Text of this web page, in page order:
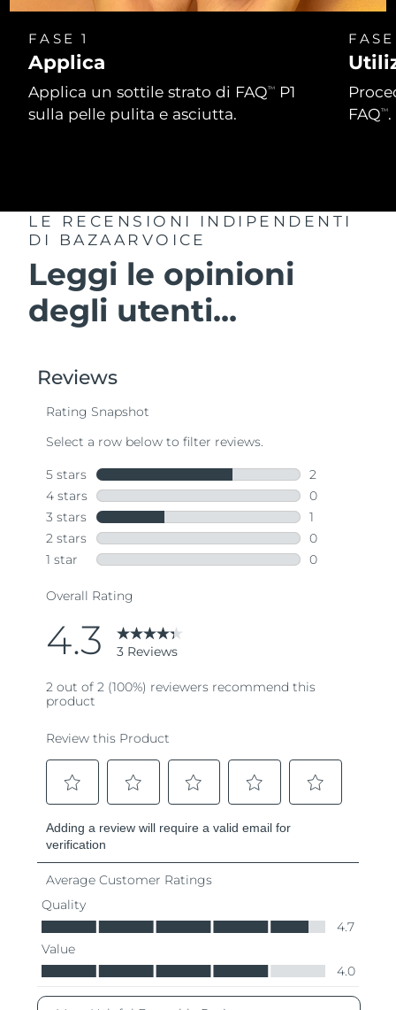
FASE 1
Applica
Applica un sottile strato di FAQTM
P1
sulla pelle pulita e asciutta.
FAQTM.
LE RECENSIONI INDIPENDENTI
DI BAZAARVOICE
Leggi le opinioni
degli utenti...
Turchia Consegna stimata8/12/26
Emirati Arabi Uniti 8/12/26
Regno Unito Consegna stimata 8/11/26
Vietnam Consegna stimata8/17/26